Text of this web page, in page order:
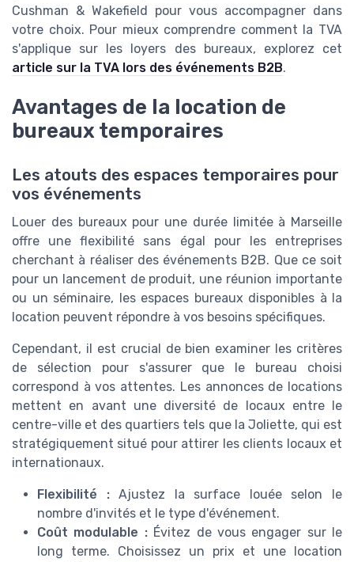
Cushman & Wakefield pour vous accompagner dans
votre choix. Pour mieux comprendre comment la TVA
s'applique sur les loyers des bureaux, explorez cet
article sur la TVA lors des événements B2B.
Avantages de la location de
bureaux temporaires
Les atouts des espaces temporaires pour
vos événements
Louer des bureaux pour une durée limitée à Marseille
offre une flexibilité sans égal pour les entreprises
cherchant à réaliser des événements B2B. Que ce soit
pour un lancement de produit, une réunion importante
ou un séminaire, les espaces bureaux disponibles à la
location peuvent répondre à vos besoins spécifiques.
Cependant, il est crucial de bien examiner les critères
de sélection pour s'assurer que le bureau choisi
correspond à vos attentes. Les annonces de locations
mettent en avant une diversité de locaux entre le
centre-ville et des quartiers tels que la Joliette, qui est
stratégiquement situé pour attirer les clients locaux et
internationaux.
Flexibilité :Ajustez la surface louée selon le
nombre d'invités et le type d'événement.
Coût modulable :Évitez de vous engager sur le
long terme. Choisissez un prix et une location